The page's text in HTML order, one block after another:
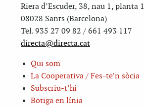
Riera d’Escuder, 38, nau 1, planta 1
08028 Sants (Barcelona)
Tel. 935 27 09 82 / 661 493 117
directa@directa.cat
Qui som
La Cooperativa / Fes-te’n sòcia
Subscriu-t’hi
Botiga en línia